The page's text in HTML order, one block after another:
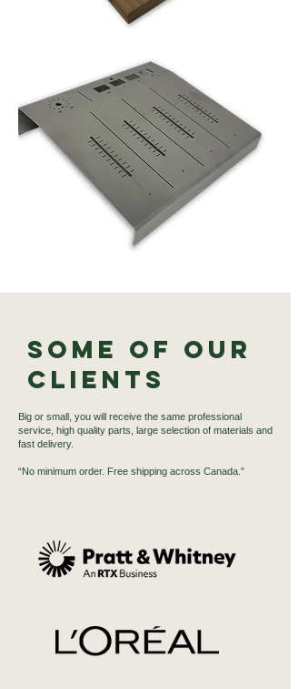
Some of our
Clients
Big or small, you will receive the same professional
service, high quality parts, large selection of materials and
fast delivery.
“No minimum order. Free shipping across Canada.”